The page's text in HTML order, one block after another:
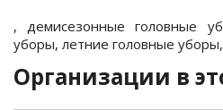
,демисезонные головные
уборы,летние головные уборы,
Организации в